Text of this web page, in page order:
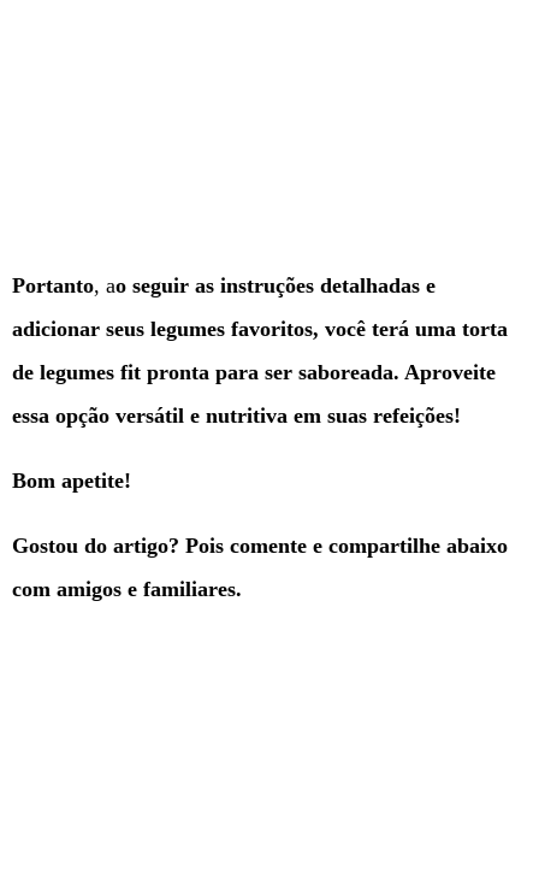
Portanto, ao seguir as instruções detalhadas e
adicionar seus legumes favoritos, você terá uma torta
de legumes fit pronta para ser saboreada. Aproveite
essa opção versátil e nutritiva em suas refeições!
Bom apetite!
Gostou do artigo? Pois comente e compartilhe abaixo
com amigos e familiares.